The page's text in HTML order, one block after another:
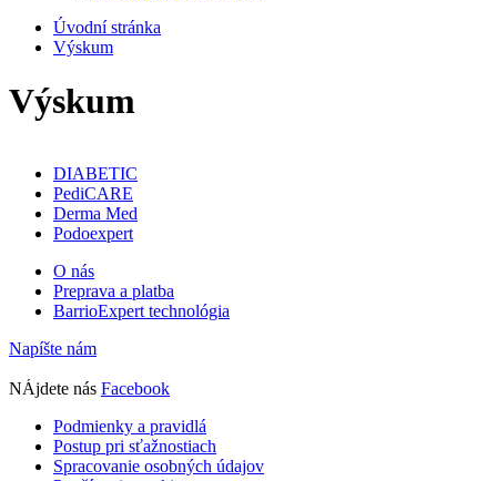
Úvodní stránka
Výskum
Výskum
DIABETIC
PediCARE
Derma Med
Podoexpert
O nás
Preprava a platba
BarrioExpert technológia
Napíšte nám
NÁjdete nás Facebook
Podmienky a pravidlá
Postup pri sťažnostiach
Spracovanie osobných údajov